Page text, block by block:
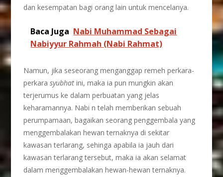
dan kesempatan bagi orang lain untuk mencelanya.
Baca Juga Nabi Muhammad Sebagai
Nabiyyur Rahmah (Nabi Rahmat)
Namun, jika seseorang menganggap remeh perkara-
perkarasyubhatini, maka ia pun mungkin akan
terjerumus ke dalam perbuatan yang jelas
keharamannya. Nabi n telah memberikan sebuah
perumpamaan, bagaikan seorang penggembala yang
menggembalakan hewan ternaknya di sekitar
kawasan terlarang, sehinga apabila ia jauh dari
kawasan terlarang tersebut, maka ia akan selamat
dalam menggembalakan hewan-hewan ternaknya.